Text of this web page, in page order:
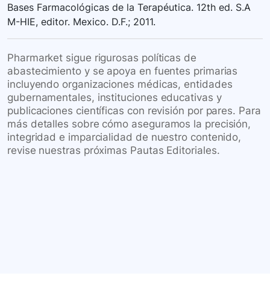
Bases Farmacológicas de la Terapéutica. 12th ed. S.A
M-HIE, editor. Mexico. D.F.; 2011.
Pharmarket sigue rigurosas políticas de
abastecimiento y se apoya en fuentes primarias
incluyendo organizaciones médicas, entidades
gubernamentales, instituciones educativas y
publicaciones científicas con revisión por pares. Para
más detalles sobre cómo aseguramos la precisión,
integridad e imparcialidad de nuestro contenido,
revise nuestras próximas Pautas Editoriales.